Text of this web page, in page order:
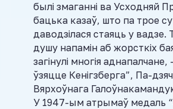
былі змаганні ва Усходняй
бацька казаў, што па трое
даводзілася стаяць у
душу напамін аб жорсткіх
загінулі многія
ўзяцце Кенігзберга”, Па-
Вярхоўнага
У 1947-ым атрымаў медаль